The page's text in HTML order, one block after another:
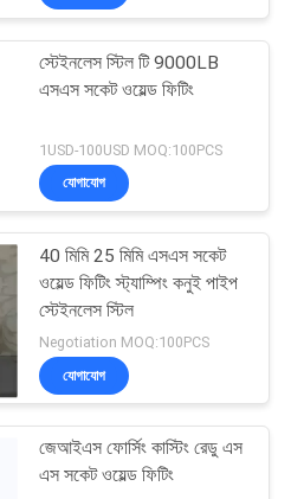
ফিটিং
flanges
স্টেইনলেস স্টিল টি 9000LB
এসএস সকেট ওয়েল্ড ফিটিং
1USD-100USD MOQ:100PCS
যোগাযোগ
40 মিমি 25 মিমি এসএস সকেট
ওয়েল্ড ফিটিং স্ট্যাম্পিং কনুই পাইপ
স্টেইনলেস স্টিল
Negotiation MOQ:100PCS
যোগাযোগ
জেআইএস ফোর্সিং কাস্টিং রেডু এস
এস সকেট ওয়েল্ড ফিটিং